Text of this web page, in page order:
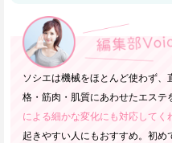
ソシエは機械をほとんど使わず
格・筋肉・肌質にあわせたエステ
による細かな変化にも対応してく
起きやすい人にもおすすめ。初め